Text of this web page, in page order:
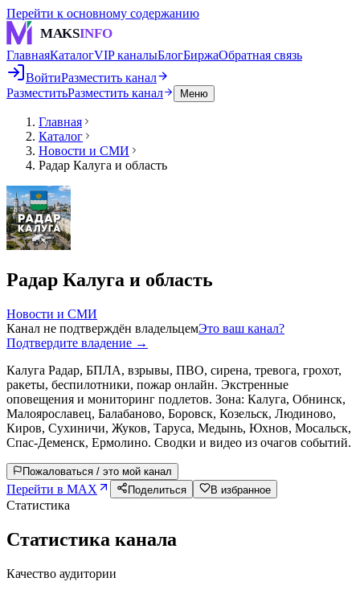
Перейти к основному содержанию
MAKSINFO
ГлавнаяКаталогVIP каналыБлогБиржаОбратная связь
ВойтиРазместить канал
РазместитьРазместить канал Меню
Главная
Каталог
Новости и СМИ
Радар Калуга и область
Радар Калуга и область
Новости и СМИ
Канал не подтверждён владельцемЭто ваш канал?
Подтвердите владение →
Калуга Радар, БПЛА, взрывы, ПВО, сирена, тревога, грохот,
ракеты, беспилотники, пожар онлайн. Экстренные
оповещения и мониторинг подлетов. Зона: Калуга, Обнинск,
Малоярославец, Балабаново, Боровск, Козельск, Людиново,
Киров, Сухиничи, Жуков, Таруса, Медынь, Юхнов, Мосальск,
Спас-Деменск, Ермолино. Сводки и видео из очагов событий.
Пожаловаться / это мой канал
Перейти в MAX Поделиться В избранное
Статистика
Статистика канала
Качество аудитории